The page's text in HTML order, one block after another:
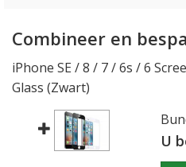
Combineer en
iPhone SE / 8 / 7 / 6s / 6
Glass (Zwart)
U